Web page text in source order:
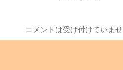
コメントは受け付けていま